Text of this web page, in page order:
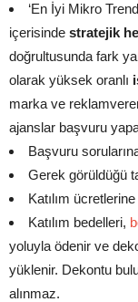
‘En İyi Mikro
içerisinde stratejik
doğrultusunda fark
olarak yüksek oranlı
marka ve
ajanslar başvuru
Başvuru
Gerek görüldüğü
Katılım ücretlerine
Katılım bedelleri,
yoluyla ödenir ve
yüklenir. Dekontu
alınmaz.